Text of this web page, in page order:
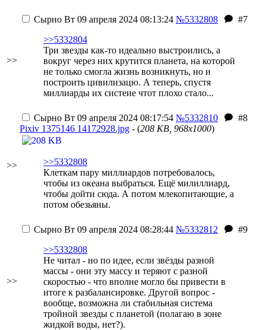
>>
Сырно Вт 09 апреля 2024 08:13:24 №5332808
#7
>>5332804
Три звезды как-то идеально выстроились, а
вокруг через них крутится планета, на которой
не только смогла жизнь возникнуть, но и
построить цивилизацю. А теперь, спустя
миллиарды их систеие чтот плохо стало...
>>
Сырно Вт 09 апреля 2024 08:17:54 №5332810
#8
Pixiv 1375146 14172928.jpg - (208 KB, 968x1000)
>>5332808
Клеткам пару миллиардов потребовалось,
чтобы из океана выбраться. Ещё милиллиард,
чтобы дойти сюда. А потом млекопитающие, а
потом обезьяны.
>>
Сырно Вт 09 апреля 2024 08:28:44 №5332812
#9
>>5332808
Не читал - но по идее, если звёзды разной
массы - они эту массу и теряют с разной
скоростью - что вполне могло бы привести в
итоге к разбалансировке. Другой вопрос -
вообще, возможна ли стабильная система
тройной звезды с планетой (полагаю в зоне
жидкой воды, нет?).